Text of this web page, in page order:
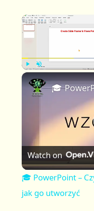
n
m
Watch on
🎓 PowerPoint –
jak go utworzyć